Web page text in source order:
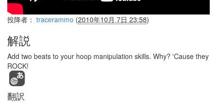
投降者： tracerammo (2010年10月 7日 23:58)
解説
Add two beats to your hoop manipulation skills. Why? 'Cause they
ROCK!
翻訳